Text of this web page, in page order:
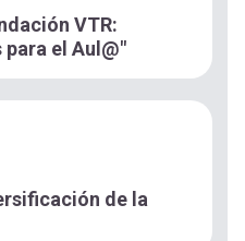
VTR:
el Aul@"
de la